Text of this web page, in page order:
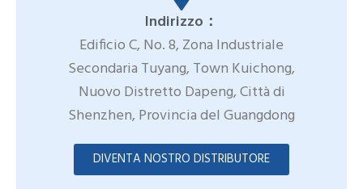
Indirizzo：
Edificio C, No. 8, Zona Industriale
Secondaria Tuyang, Town Kuichong,
Nuovo Distretto Dapeng, Città di
Shenzhen, Provincia del Guangdong
DIVENTA NOSTRO DISTRIBUTORE